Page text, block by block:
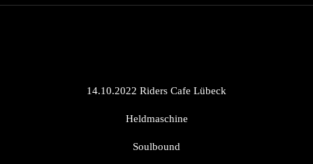
14.10.2022 Riders Cafe Lübeck
Heldmaschine
Soulbound